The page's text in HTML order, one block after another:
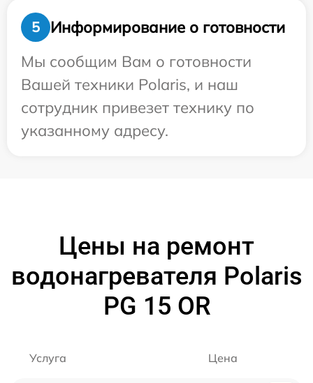
5
Информирование о готовности
Мы сообщим Вам о готовности
Вашей техники Polaris, и наш
сотрудник привезет технику по
указанному адресу.
Цены на ремонт
водонагревателя Polaris
PG 15 OR
Услуга Цена